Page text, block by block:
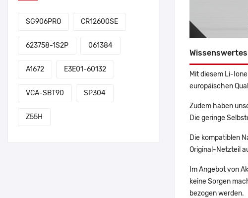
SG906PRO CR12600SE
623758-1S2P 061384
A1672 E3E01-60132
VCA-SBT90 SP304
Z55H
Mit diesem Li-
europäischen
Zudem haben
Die geringe
Die kompatiblen
Original-Netzteil
Im Angebot von
keine Sorgen
bezogen werden.